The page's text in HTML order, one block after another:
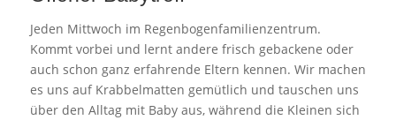
Jeden Mittwoch im Regenbogenfamilienzentrum.
Kommt vorbei und lernt andere frisch gebackene oder
auch schon ganz erfahrende Eltern kennen. Wir machen
es uns auf Krabbelmatten gemütlich und tauschen uns
über den Alltag mit Baby aus, während die Kleinen sich